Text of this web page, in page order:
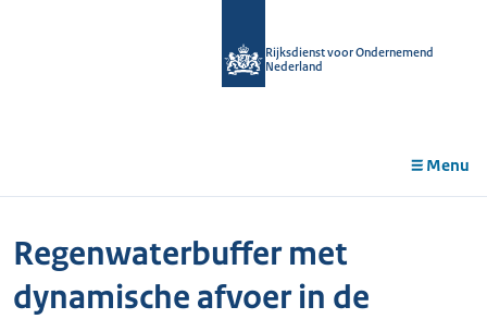
Rijksdienst voor Ondernemend
Nederland
Menu
Regenwaterbuffer met
dynamische afvoer in de